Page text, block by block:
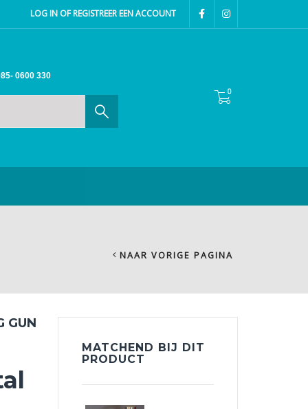
LOG IN OF REGISTREER EEN ACCOUNT
0600 330
0
NAAR VORIGE PAGINA
GUN
MATCHEND BIJ DIT
PRODUCT